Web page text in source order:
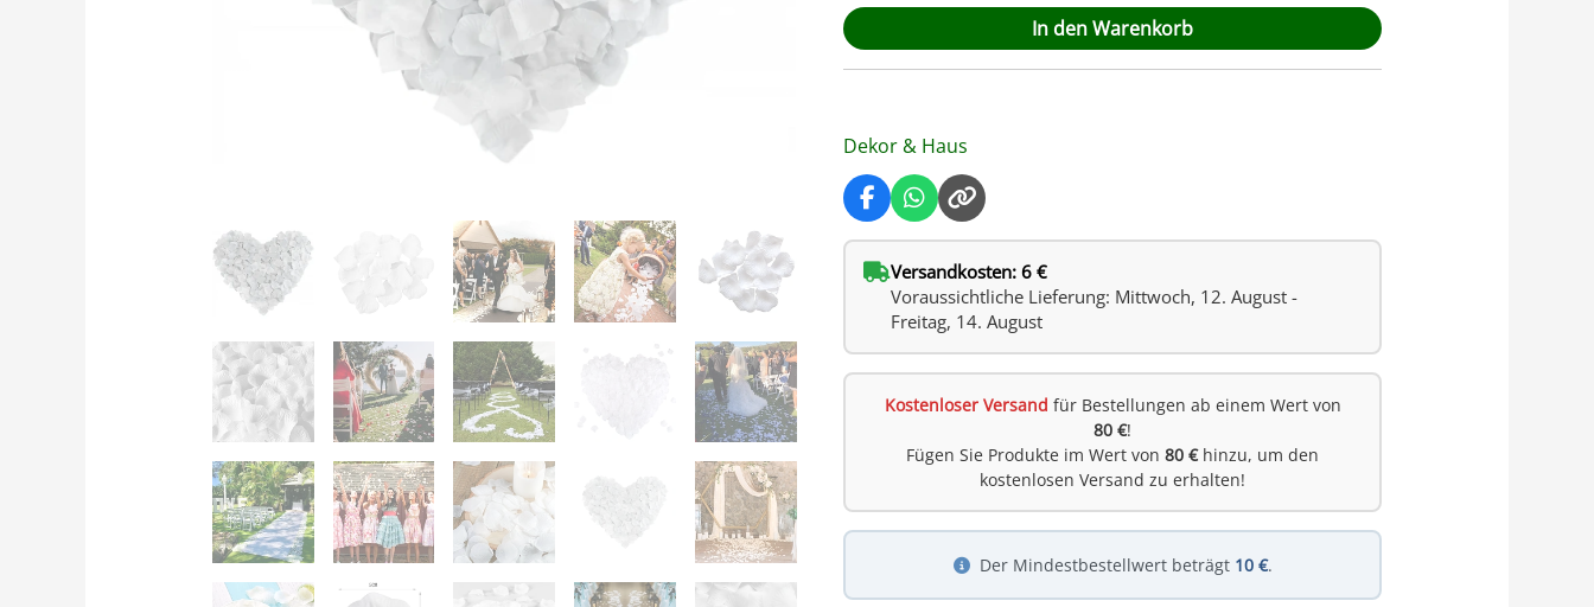
Menge
In den Warenkorb
Dekor & Haus
Versandkosten: 6 €
Voraussichtliche Lieferung: Mittwoch, 12. August -
Freitag, 14. August
Kostenloser Versand für Bestellungen ab einem Wert von
80 €!
Fügen Sie Produkte im Wert von80 €hinzu, um den
kostenlosen Versand zu erhalten!
Der Mindestbestellwert beträgt 10 €.